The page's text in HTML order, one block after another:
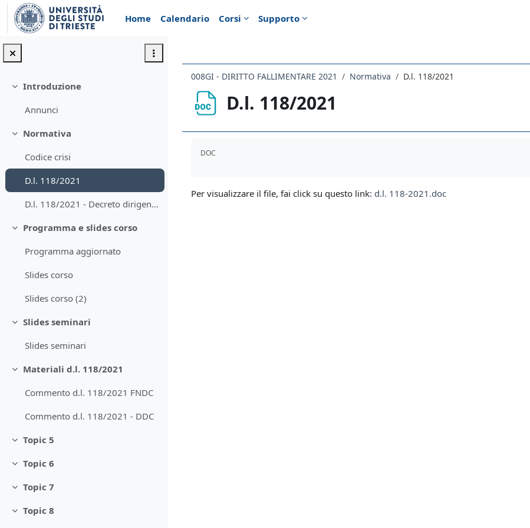
Vai al contenuto principale
Home
Calendario Corsi Supporto
Minimizza
Introduzione
Annunci
Minimizza
Normativa
Codice crisi
D.l. 118/2021
D.l. 118/2021 - Decreto dirigenziale
Minimizza
Programma e slides corso
Programma aggiornato
Slides corso
Slides corso (2)
Minimizza
Slides seminari
Slides seminari
Minimizza
Materiali d.l. 118/2021
Commento d.l. 118/2021 FNDC
Commento d.l. 118/2021 - DDC
Minimizza
Topic 5
Minimizza
Topic 6
Minimizza
Topic 7
Minimizza
Topic 8
008GI - DIRITTO FALLIMENTARE 2021 Normativa D.l. 118/2021
D.l. 118/2021
DOC
Per visualizzare il file, fai click su questo link: d.l. 118-2021.doc